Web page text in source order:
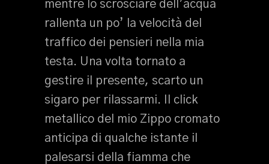
mentre lo scrosciare dell’acqua
rallenta un po’ la velocità del
traffico dei pensieri nella mia
testa. Una volta tornato a
gestire il presente, scarto un
sigaro per rilassarmi. Il click
metallico del mio Zippo cromato
anticipa di qualche istante il
palesarsi della fiamma che